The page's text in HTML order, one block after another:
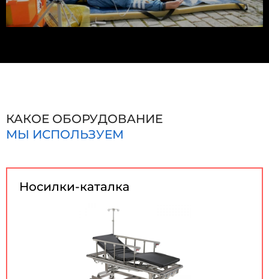
КАКОЕ ОБОРУДОВАНИЕ
МЫ ИСПОЛЬЗУЕМ
Носилки-каталка